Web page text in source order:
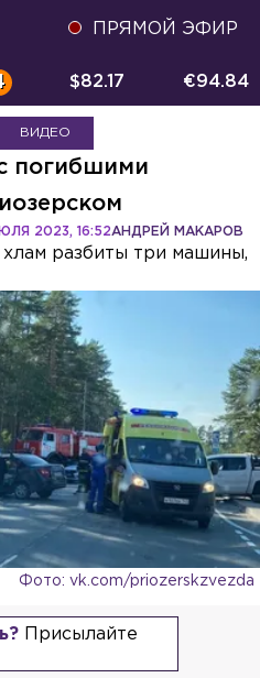
ПРЯМОЙ ЭФИР
$82.17 €94.84
ВИДЕО
погибшими
АНДРЕЙ МАКАРОВ
2023, 16:52
хлам разбиты три машины,
Фото: vk.com/priozerskzvezda
Присылайте